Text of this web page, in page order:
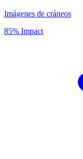
Imágenes de cráneos
85% Impact